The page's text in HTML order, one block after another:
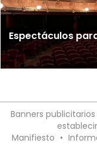
Espectáculos
Banners publicitarios
Manifiesto •